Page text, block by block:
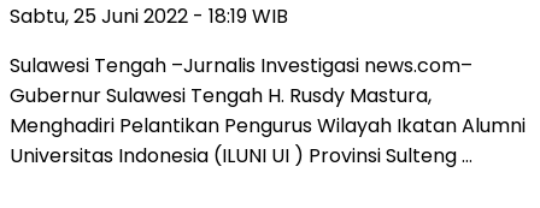
Sabtu, 25 Juni 2022 - 18:19 WIB
Sulawesi Tengah –Jurnalis Investigasi news.com–
Gubernur Sulawesi Tengah H. Rusdy Mastura,
Menghadiri Pelantikan Pengurus Wilayah Ikatan Alumni
Universitas Indonesia (ILUNI UI ) Provinsi Sulteng …